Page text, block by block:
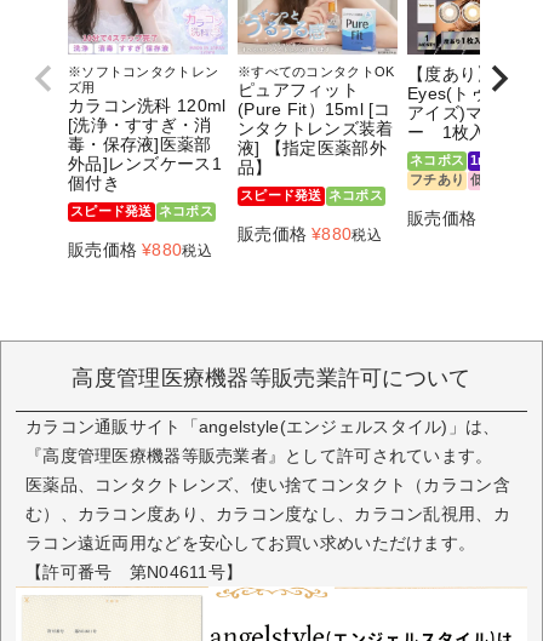
※ソフトコンタクトレン
ズ用
カラコン洗科 120ml
[洗浄・すすぎ・消
毒・保存液]医薬部
外品]レンズケース1
個付き
スピード発送 ネコポス
販売価格 ¥880税込
※すべてのコンタクトOK
ピュアフィット
(Pure Fit）15ml [コ
ンタクトレンズ装着
液] 【指定医薬部外
品】
スピード発送 ネコポス
販売価格 ¥880税込
【度あり】
Eyes(トゥインク
アイズ)マンスリ
ー 1枚入
ネコポス 1month
フチあり 低含水
販売価格
高度管理医療機器等販売業許可について
カラコン通販サイト「angelstyle(エンジェルスタイル)」は、
『高度管理医療機器等販売業者』として許可されています。
医薬品、コンタクトレンズ、使い捨てコンタクト（カラコン含
む）、カラコン度あり、カラコン度なし、カラコン乱視用、カ
ラコン遠近両用などを安心してお買い求めいただけます。
【許可番号 第N04611号】